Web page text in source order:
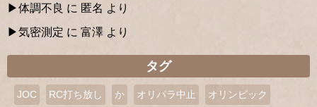
体調不良 に 匿名 より
気密測定 に 富澤 より
タグ
JOC RC打ち放し か オリパラ中止 オリンピック